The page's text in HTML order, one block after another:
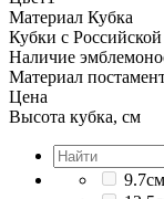
Материал Кубка
Кубки с
Наличие
Материал
Цена
Высота кубка, см
9.7см